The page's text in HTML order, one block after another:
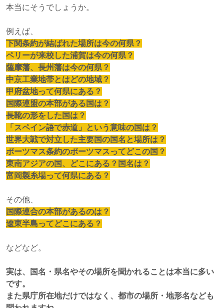
本当にそうでしょうか。
例えば、
下関条約が結ばれた場所は今の何県？
ペリーが来校した浦賀は今の何県？
薩摩藩、長州藩は今の何県？
中京工業地帯とはどの地域？
甲府盆地って何県にある？
国際連盟の本部がある国は？
長靴の形をした国は？
「スペイン語で赤道」という意味の国は？
世界大戦で対立した主要国の国名と場所は？
ポーツマス条約のポーツマスってどこの国？
東南アジアの国、どこにある？国名は？
富岡製糸場って何県にある？
その他、
国際連合の本部があるのは？
遼東半島ってどこにある？
などなど。
実は、国名・県名やその場所を聞かれることは本当に多い
です。
また県庁所在地だけではなく、都市の場所・地形名なども